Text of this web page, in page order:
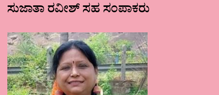
ಸುಜಾತಾ ರವೀಶ್ ಸಹ ಸಂಪಾಕರು